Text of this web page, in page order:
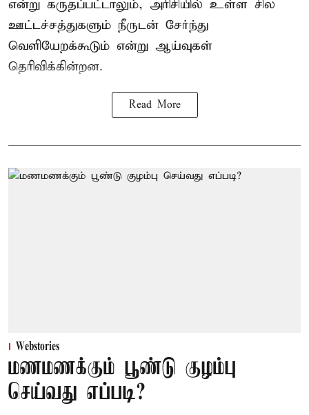
என்று கருதப்பட்டாலும், அரிசியில் உள்ள சில
ஊட்டச்சத்துகளும் நீருடன் சேர்ந்து
வெளியேறக்கூடும் என்று ஆய்வுகள்
தெரிவிக்கின்றன.
Read More
Webstories
மணமணக்கும் பூண்டு குழம்பு
செய்வது எப்படி?